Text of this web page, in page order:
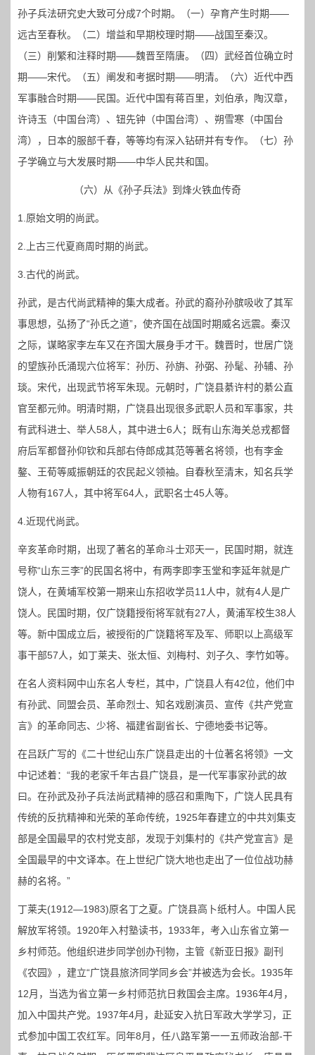
孙子兵法研究史大致可分成7个时期。（一）孕育产生时期——
远古至春秋。（二）增益和早期校理时期——战国至秦汉。
（三）削繁和注释时期——魏晋至隋唐。（四）武经首位确立时
期——宋代。（五）阐发和考据时期——明清。（六）近代中西
军事融合时期——民国。近代中国有蒋百里，刘伯承，陶汉章，
许诗玉（中国台湾）、钮先钟（中国台湾）、朔雪寒（中国台
湾），日本的服部千春，等等均有深入钻研并有专作。（七）孙
子学确立与大发展时期——中华人民共和国。
（六）从《孙子兵法》到烽火铁血传奇
1.原始文明的尚武。
2.上古三代夏商周时期的尚武。
3.古代的尚武。
孙武，是古代尚武精神的集大成者。孙武的裔孙孙膑吸收了其军
事思想，弘扬了“孙氏之道”，使齐国在战国时期威名远震。秦汉
之际，谋略家李左车又在齐国大展身手才干。魏晋时，世居广饶
的望族孙氏涌现六位将军：孙历、孙旃、孙弼、孙髦、孙辅、孙
琰。宋代，出现武节将军朱现。元朝时，广饶县綦许村的綦公直
官至都元帅。明清时期，广饶县出现很多武职人员和军事家，共
有武科进士、举人58人，其中进士6人；既有山东海关总戎都督
府后军都督孙仰钦和兵部右侍郎成其范等著名将领，也有李金
鏊、王荀等威振朝廷的农民起义领袖。自春秋至清末，知名兵学
人物有167人，其中将军64人，武职名士45人等。
4.近现代尚武。
辛亥革命时期，出现了著名的革命斗士邓天一，民国时期，就连
号称“山东三李”的民国名将中，有两李即李玉堂和李延年就是广
饶人，在黄埔军校第一期来山东招收学员11人中，就有4人是广
饶人。民国时期，仅广饶籍授衔将军就有27人，黄浦军校生38人
等。新中国成立后，被授衔的广饶籍将军及军、师职以上高级军
事干部57人，如丁莱夫、张太恒、刘梅村、刘子久、李竹如等。
在名人资料网中山东名人专栏，其中，广饶县人有42位，他们中
有孙武、同盟会员、革命烈士、知名戏剧演员、宣传《共产党宣
言》的革命同志、少将、福建省副省长、宁德地委书记等。
在吕跃广写的《二十世纪山东广饶县走出的十位著名将领》一文
中记述着：“我的老家千年古县广饶县，是一代军事家孙武的故
曰。在孙武及孙子兵法尚武精神的感召和熏陶下，广饶人民具有
传统的反抗精神和光荣的革命传统，1925年春建立的中共刘集支
部是全国最早的农村党支部，发现于刘集村的《共产党宣言》是
全国最早的中文译本。在上世纪广饶大地也走出了一位位战功赫
赫的名将。”
丁莱夫(1912—1983)原名丁之夏。广饶县高卜纸村人。中国人民
解放军将领。1920年入村塾读书，1933年，考入山东省立第一
乡村师范。他组织进步同学创办刊物，主管《新亚日报》副刊
《农园》，建立“广饶县旅济同学同乡会”并被选为会长。1935年
12月，当选为省立第一乡村师范抗日救国会主席。1936年4月，
加入中国共产党。1937年4月，赴延安入抗日军政大学学习，正
式参加中国工农红军。同年8月，任八路军第一一五师政治部-干